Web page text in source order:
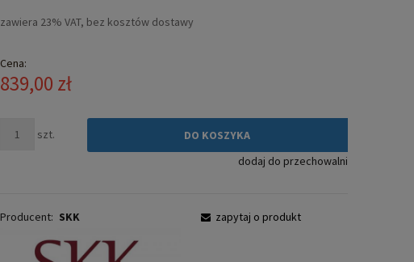
płatności
zawiera 23% VAT, bez kosztów dostawy
Cena:
839,00 zł
szt.
DO KOSZYKA
dodaj do przechowalni
Producent: SKK zapytaj o produkt